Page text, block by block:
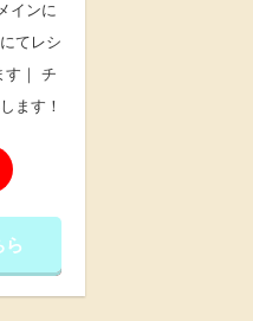
インに
てレシ
す｜ チ
ます！